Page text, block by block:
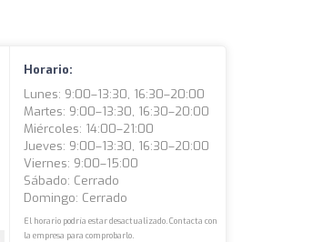
Horario:
Lunes: 9:00–13:30, 16:30–20:00
Martes: 9:00–13:30, 16:30–20:00
Miércoles: 14:00–21:00
Jueves: 9:00–13:30, 16:30–20:00
Viernes: 9:00–15:00
Sábado: Cerrado
Domingo: Cerrado
El horario podría estar desactualizado. Contacta con
la empresa para comprobarlo.